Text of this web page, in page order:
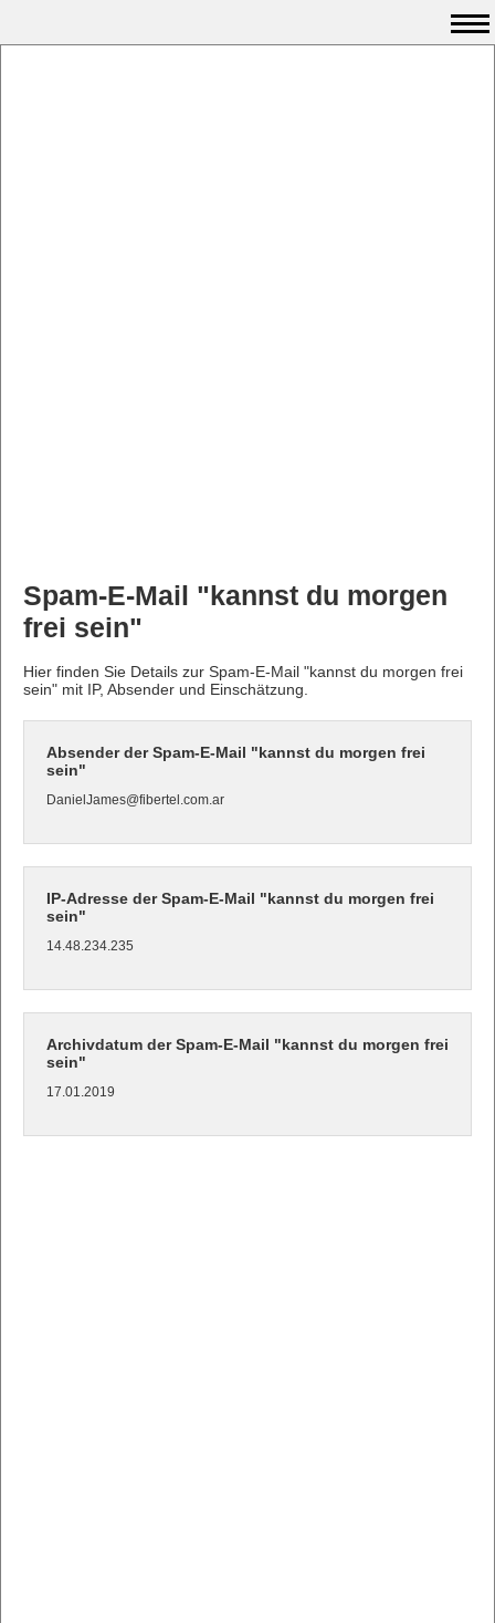
Spam-E-Mail "kannst du morgen
frei sein"
Hier finden Sie Details zur Spam-E-Mail "kannst du morgen frei
sein" mit IP, Absender und Einschätzung.
Absender der Spam-E-Mail "kannst du morgen frei
sein"
DanielJames@fibertel.com.ar
IP-Adresse der Spam-E-Mail "kannst du morgen frei
sein"
14.48.234.235
Archivdatum der Spam-E-Mail "kannst du morgen frei
sein"
17.01.2019